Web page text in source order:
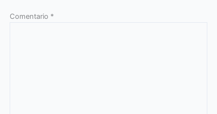
Comentario *